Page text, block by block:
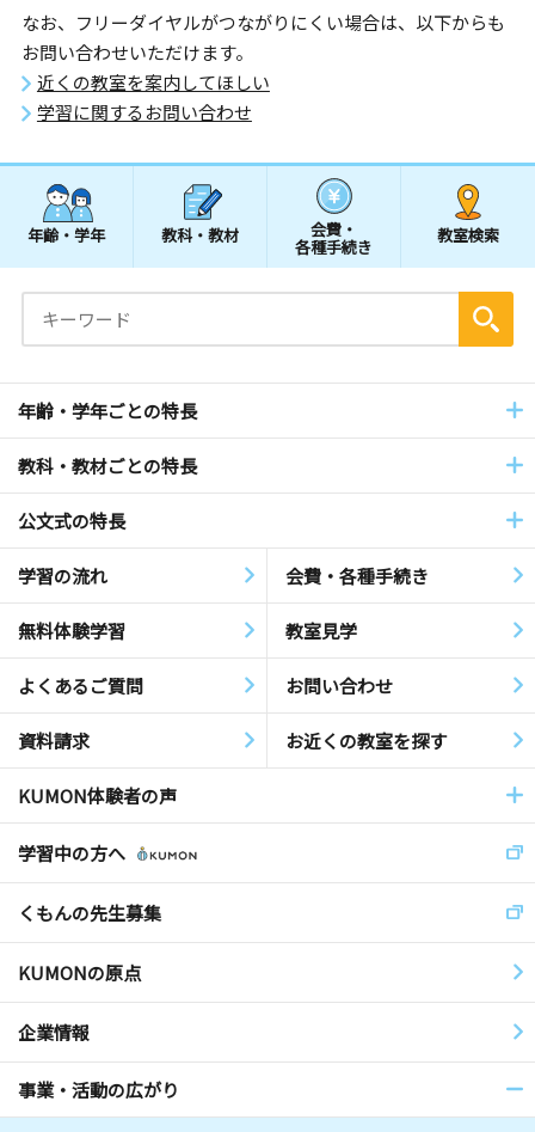
なお、フリーダイヤルがつながりにくい場合は、以下からも
お問い合わせいただけます。
近くの教室を案内してほしい
学習に関するお問い合わせ
年齢・学年 教科・教材 会費・
各種手続き
教室検索
年齢・学年ごとの特長
教科・教材ごとの特長
公文式の特長
学習の流れ 会費・各種手続き
無料体験学習 教室見学
よくあるご質問 お問い合わせ
資料請求 お近くの教室を探す
KUMON体験者の声
学習中の方へ
くもんの先生募集
KUMONの原点
企業情報
事業・活動の広がり